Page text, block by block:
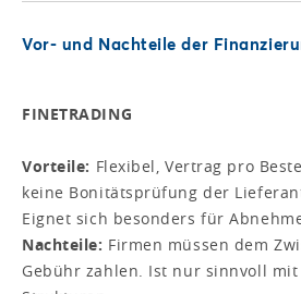
Vor- und Nachteile der
FINETRADING
Vorteile: Flexibel, Vertrag pro
keine Bonitätsprüfung der
Eignet sich besonders für
Nachteile: Firmen müssen dem
Gebühr zahlen. Ist nur sinnvoll